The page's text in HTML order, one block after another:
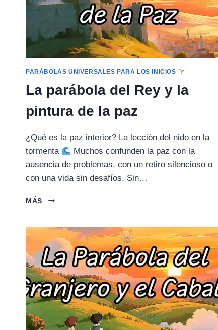
PARÁBOLAS UNIVERSALES PARA LOS INICIOS
La parábola del Rey y la
pintura de la paz
¿Qué es la paz interior? La lección del nido en la
tormenta
Muchos confunden la paz con la
ausencia de problemas, con un retiro silencioso o
con una vida sin desafíos. Sin…
MÁS
LA
REY
Y
LA
PINTURA
DE
LA
PAZ